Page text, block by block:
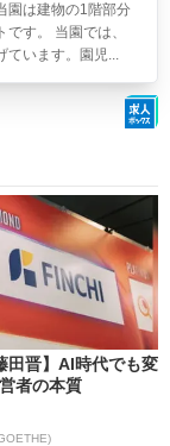
園は建物の1階部分
す。 当園では、
ています。園児...
田晋】AI時代でも変
者の本質